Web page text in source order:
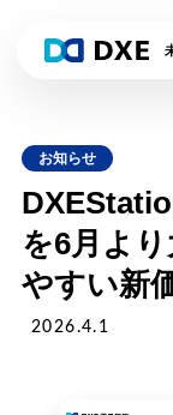
DXE
者
DXEドラ
お知らせ
を6月よ
やすい新
2026.4.1